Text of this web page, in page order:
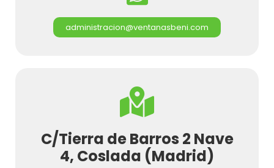
administracion@ventanasbeni.com
C/Tierra de Barros 2 Nave
4, Coslada (Madrid)